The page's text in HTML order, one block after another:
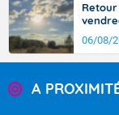
06/08/
A